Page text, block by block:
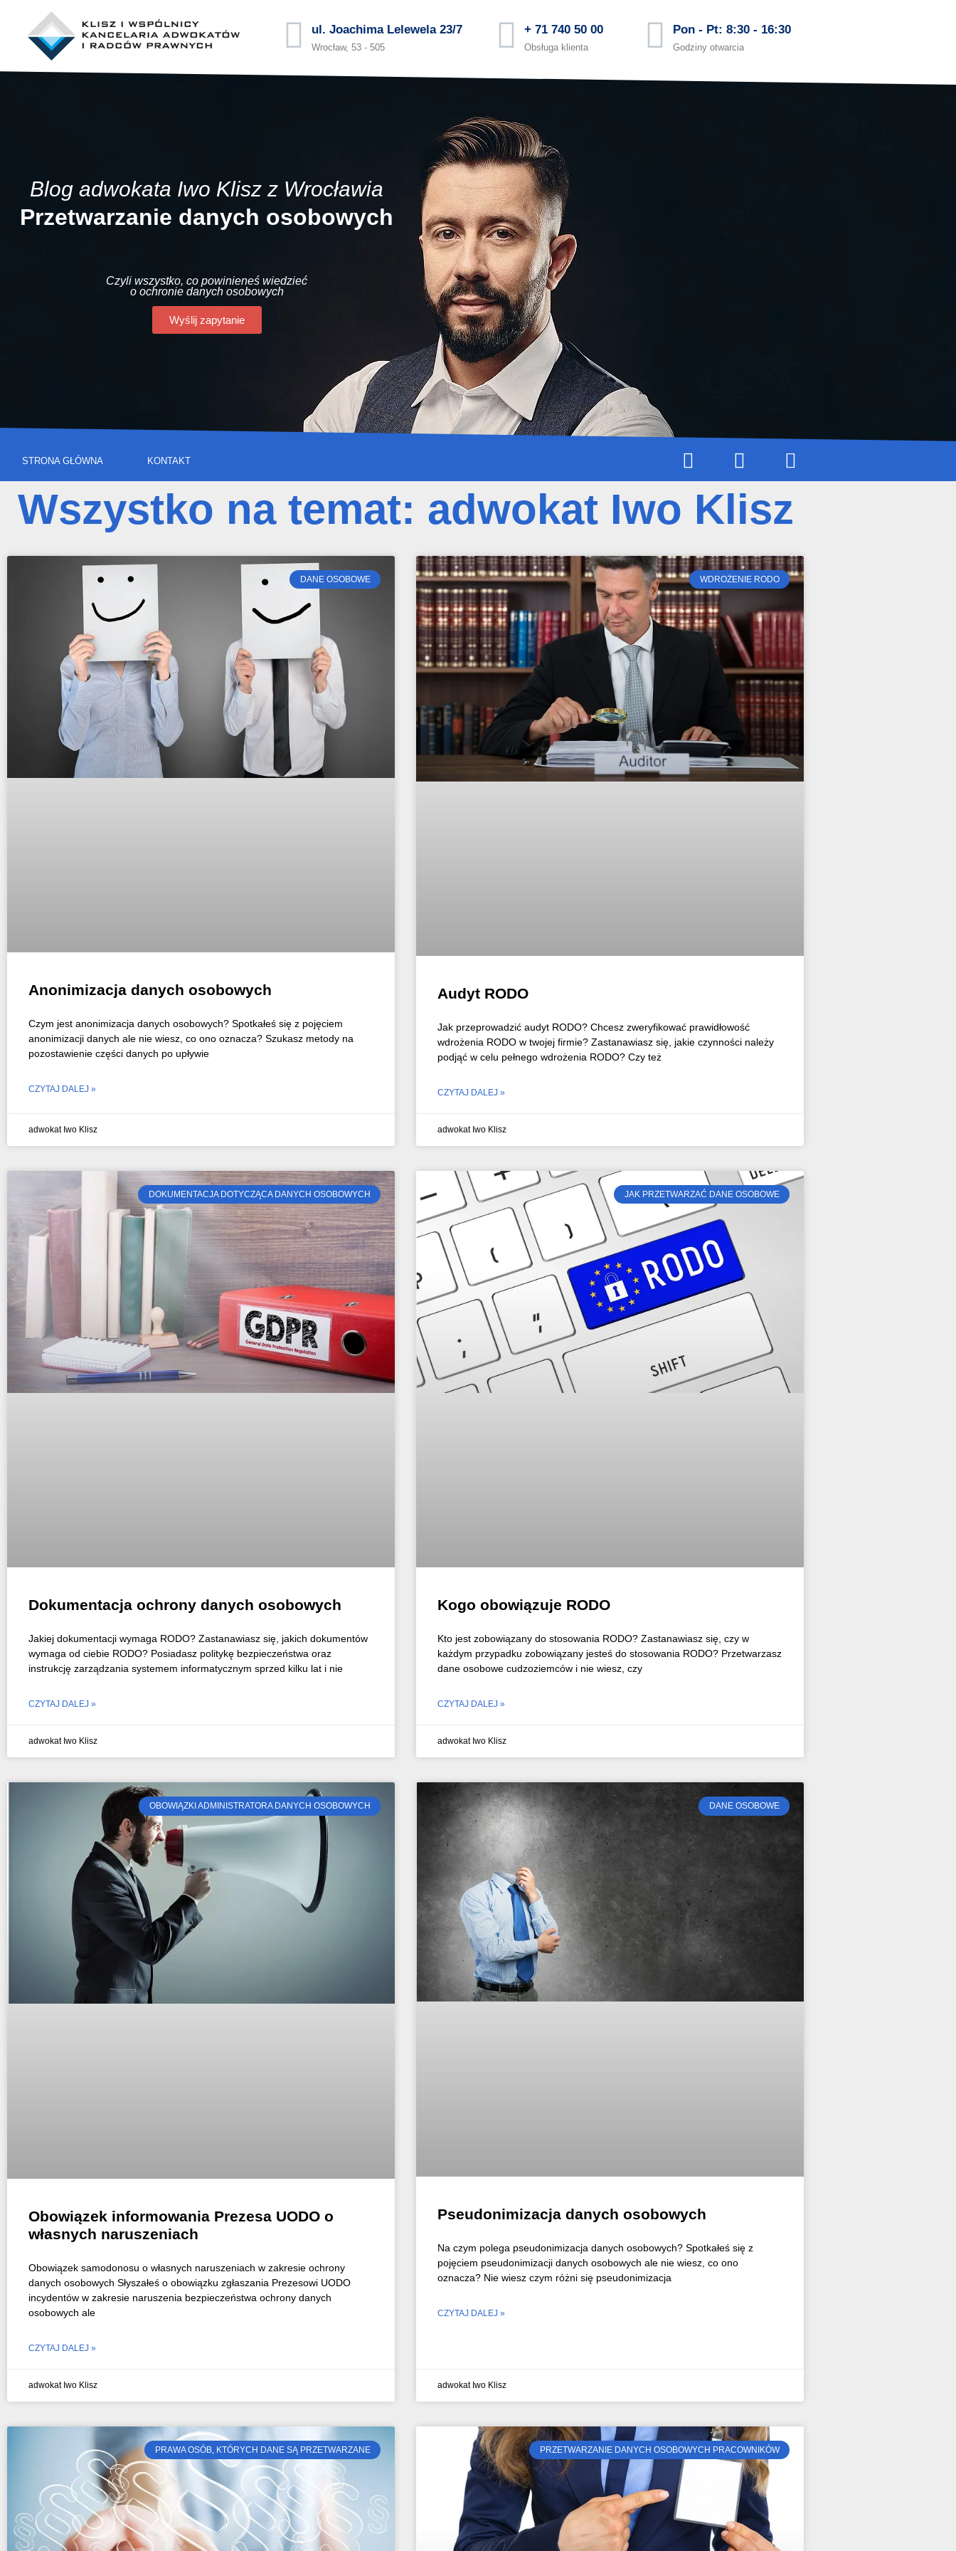
ul. Joachima Lelewela 23/7
Wrocław, 53 - 505
+ 71 740 50 00
Obsługa klienta
Pon - Pt: 8:30 - 16:30
Godziny otwarcia
Blog adwokata Iwo Klisz z Wrocławia
Przetwarzanie danych osobowych
Czyli wszystko, co powinieneś wiedzieć
o ochronie danych osobowych
Wyślij zapytanie
STRONA GŁÓWNA KONTAKT
Wszystko na temat: adwokat Iwo Klisz
DANE OSOBOWE
Anonimizacja danych osobowych
Czym jest anonimizacja danych osobowych? Spotkałeś się z pojęciem
anonimizacji danych ale nie wiesz, co ono oznacza? Szukasz metody na
pozostawienie części danych po upływie
CZYTAJ DALEJ »
adwokat Iwo Klisz
WDROŻENIE RODO
Audyt RODO
Jak przeprowadzić audyt RODO? Chcesz zweryfikować prawidłowość
wdrożenia RODO w twojej firmie? Zastanawiasz się, jakie czynności należy
podjąć w celu pełnego wdrożenia RODO? Czy też
CZYTAJ DALEJ »
adwokat Iwo Klisz
DOKUMENTACJA DOTYCZĄCA DANYCH OSOBOWYCH
Dokumentacja ochrony danych osobowych
Jakiej dokumentacji wymaga RODO? Zastanawiasz się, jakich dokumentów
wymaga od ciebie RODO? Posiadasz politykę bezpieczeństwa oraz
instrukcję zarządzania systemem informatycznym sprzed kilku lat i nie
CZYTAJ DALEJ »
adwokat Iwo Klisz
JAK PRZETWARZAĆ DANE OSOBOWE
Kogo obowiązuje RODO
Kto jest zobowiązany do stosowania RODO? Zastanawiasz się, czy w
każdym przypadku zobowiązany jesteś do stosowania RODO? Przetwarzasz
dane osobowe cudzoziemców i nie wiesz, czy
CZYTAJ DALEJ »
adwokat Iwo Klisz
OBOWIĄZKI ADMINISTRATORA DANYCH OSOBOWYCH
Obowiązek informowania Prezesa UODO o
własnych naruszeniach
Obowiązek samodonosu o własnych naruszeniach w zakresie ochrony
danych osobowych Słyszałeś o obowiązku zgłaszania Prezesowi UODO
incydentów w zakresie naruszenia bezpieczeństwa ochrony danych
osobowych ale
CZYTAJ DALEJ »
adwokat Iwo Klisz
DANE OSOBOWE
Pseudonimizacja danych osobowych
Na czym polega pseudonimizacja danych osobowych? Spotkałeś się z
pojęciem pseudonimizacji danych osobowych ale nie wiesz, co ono
oznacza? Nie wiesz czym różni się pseudonimizacja
CZYTAJ DALEJ »
adwokat Iwo Klisz
PRAWA OSÓB, KTÓRYCH DANE SĄ PRZETWARZANE PRZETWARZANIE DANYCH OSOBOWYCH PRACOWNIKÓW